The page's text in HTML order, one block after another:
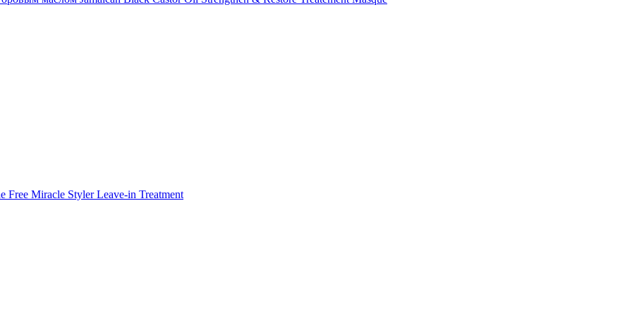
Free Miracle Styler Leave-in Treatment